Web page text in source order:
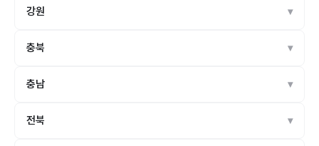
강원
충북
충남
전북